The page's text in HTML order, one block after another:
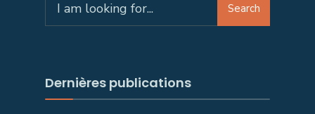
Search
Dernières publications